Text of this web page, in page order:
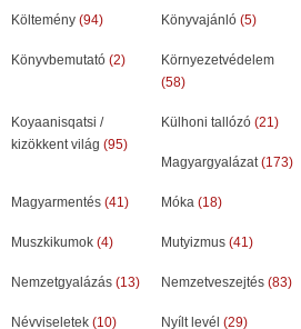
Költemény (94) Könyvajánló (5)
Könyvbemutató (2)
Környezetvédelem
(58)
Koyaanisqatsi /
kizökkent világ (95)
Külhoni tallózó (21)
Magyargyalázat(173)
Magyarmentés (41) Móka (18)
Muszkikumok (4) Mutyizmus (41)
Nemzetgyalázás (13) Nemzetveszejtés (83)
Névviseletek (10) Nyílt levél (29)